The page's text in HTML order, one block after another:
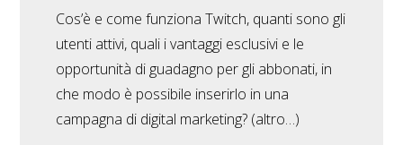
Cos’è e come funziona Twitch, quanti sono gli
utenti attivi, quali i vantaggi esclusivi e le
opportunità di guadagno per gli abbonati, in
che modo è possibile inserirlo in una
campagna di digital marketing? (altro…)